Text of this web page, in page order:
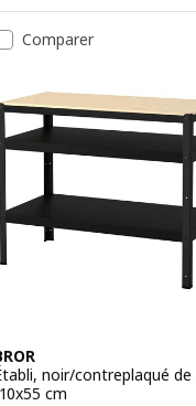
Comparer
noir/contreplaqué de
cm